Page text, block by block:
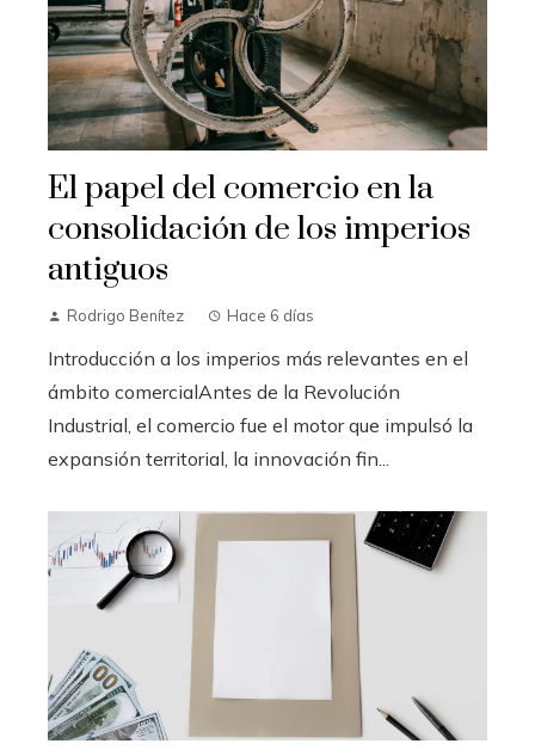
El papel del comercio en la
consolidación de los imperios
antiguos
Rodrigo Benítez Hace 6 días
Introducción a los imperios más relevantes en el
ámbito comercialAntes de la Revolución
Industrial, el comercio fue el motor que impulsó la
expansión territorial, la innovación fin...